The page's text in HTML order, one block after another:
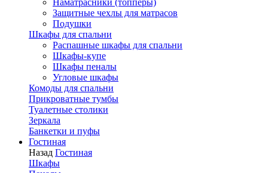
Наматрасники (топперы)
Защитные чехлы для матрасов
Подушки
Шкафы для спальни
Распашные шкафы для спальни
Шкафы-купе
Шкафы пеналы
Угловые шкафы
Комоды для спальни
Прикроватные тумбы
Туалетные столики
Зеркала
Банкетки и пуфы
Гостиная
Назад Гостиная
Шкафы